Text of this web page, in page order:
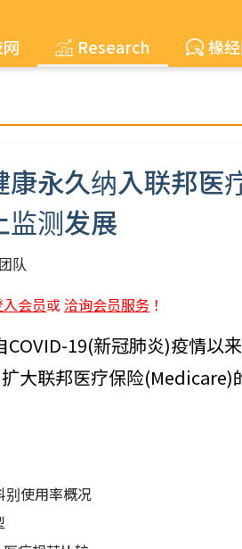
Research 椽
永久纳入联邦医
测发展
队
会员或 洽询会员服务 ！
COVID-19(新冠肺炎)疫情以
大联邦医疗保险(Medicare)
别使用率概况